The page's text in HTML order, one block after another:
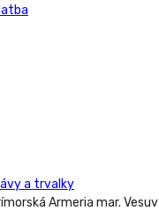
a trvalky
Armeria mar. Vesuv